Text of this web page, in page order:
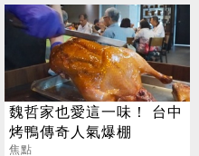
魏哲家也愛這一味！ 台中
烤鴨傳奇人氣爆棚
焦點